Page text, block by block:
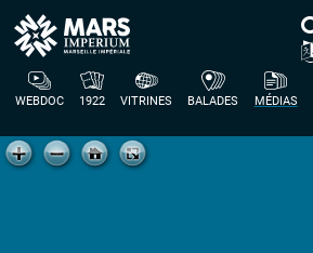
WEBDOC 1922 VITRINES BALADES MÉDIAS